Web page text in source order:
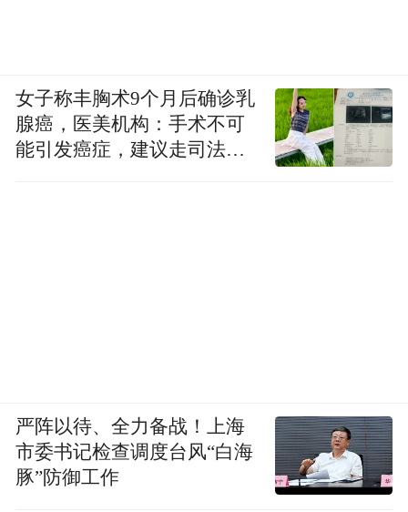
女子称丰胸术9个月后确诊乳
腺癌，医美机构：手术不可
能引发癌症，建议走司法途
严阵以待、全力备战！上海
市委书记检查调度台风“白海
豚”防御工作